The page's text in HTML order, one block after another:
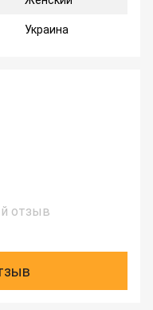
Украина
отзыв